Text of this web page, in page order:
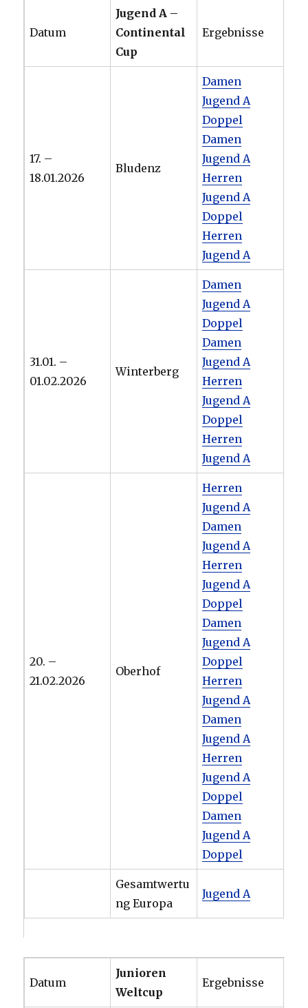
Datum
Jugend A –
Continental
Cup
Ergebnisse
17. –
18.01.2026
Bludenz
Damen
Jugend A
Doppel
Damen
Jugend A
Herren
Jugend A
Doppel
Herren
Jugend A
31.01. –
01.02.2026
Winterberg
Damen
Jugend A
Doppel
Damen
Jugend A
Herren
Jugend A
Doppel
Herren
Jugend A
20. –
21.02.2026
Oberhof
Herren
Jugend A
Damen
Jugend A
Herren
Jugend A
Doppel
Damen
Jugend A
Doppel
Herren
Jugend A
Damen
Jugend A
Herren
Jugend A
Doppel
Damen
Jugend A
Doppel
Gesamtwertu
ng Europa
Jugend A
Datum
Junioren
Weltcup
Ergebnisse